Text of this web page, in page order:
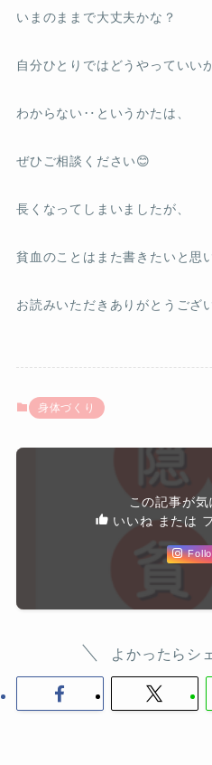
いまのままで大丈夫かな？
自分ひとりではどうやっていい
わからない‥というかたは、
ぜひご相談ください😊
長くなってしまいましたが、
貧血のことはまた書きたいと思
お読みいただきありがとうござ
身体づくり
この記事が
いいね または
よかったらシ